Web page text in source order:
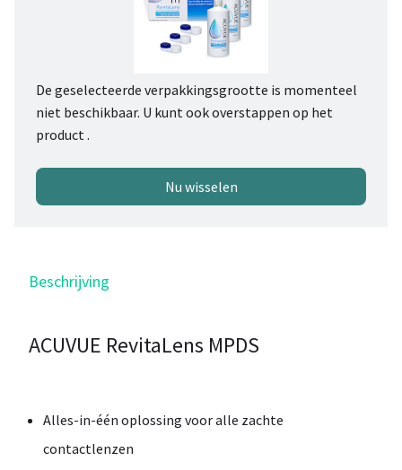
De geselecteerde verpakkingsgrootte is momenteel
niet beschikbaar. U kunt ook overstappen op het
product .
Nu wisselen
Beschrijving
ACUVUE RevitaLens MPDS
Alles-in-één oplossing voor alle zachte
contactlenzen